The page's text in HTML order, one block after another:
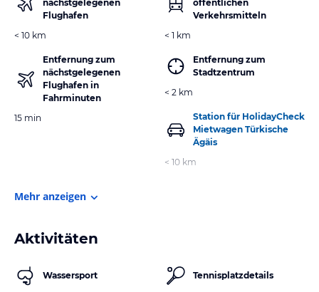
nächstgelegenen
Flughafen
< 10 km
Entfernung zum
nächstgelegenen
Flughafen in
Fahrminuten
15 min
öffentlichen
Verkehrsmitteln
< 1 km
Entfernung zum
Stadtzentrum
< 2 km
Station für HolidayCheck
Mietwagen Türkische
Ägäis
< 10 km
Mehr anzeigen
Aktivitäten
Wassersport Tennisplatzdetails